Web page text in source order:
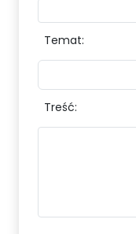
Temat:
Treść: